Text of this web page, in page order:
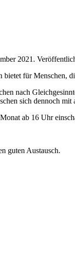
2021 .
für Menschen,
nach
sich dennoch
ab 16 Uhr
guten Austausch.